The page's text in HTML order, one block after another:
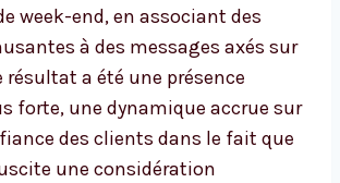
week-end, en associant des
à des messages axés sur
résultat a été une présence
forte, une dynamique accrue sur
des clients dans le fait que
une considération